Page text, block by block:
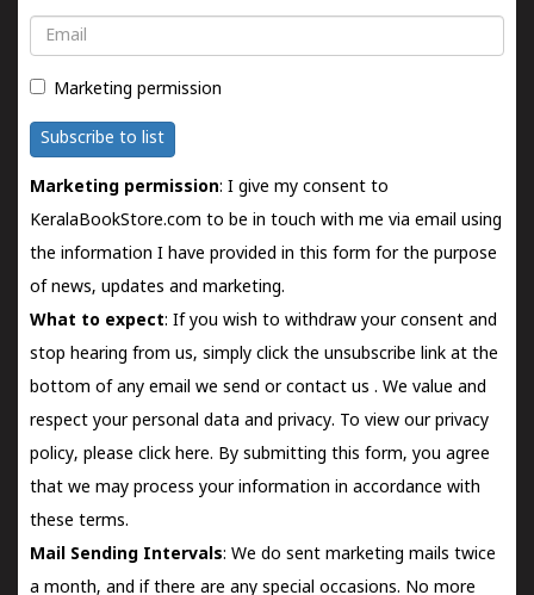
Email
Marketing permission
Subscribe to list
Marketing permission: I give my consent to
KeralaBookStore.com to be in touch with me via email using
the information I have provided in this form for the purpose
of news, updates and marketing.
What to expect: If you wish to withdraw your consent and
stop hearing from us, simply click the unsubscribe link at the
bottom of any email we send orcontact us . We value and
respect your personal data and privacy. To view our privacy
policy, please click here. By submitting this form, you agree
that we may process your information in accordance with
these terms.
Mail Sending Intervals: We do sent marketing mails twice
a month, and if there are any special occasions. No more